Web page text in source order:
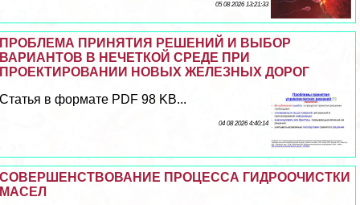
05 08 2026 13:21:33
ПРОБЛЕМА ПРИНЯТИЯ РЕШЕНИЙ И ВЫБОР
ВАРИАНТОВ В НЕЧЕТКОЙ СРЕДЕ ПРИ
ПРОЕКТИРОВАНИИ НОВЫХ ЖЕЛЕЗНЫХ ДОРОГ
Статья в формате PDF 98 KB...
04 08 2026 4:40:14
СОВЕРШЕНСТВОВАНИЕ ПРОЦЕССА ГИДРООЧИСТКИ
МАСЕЛ